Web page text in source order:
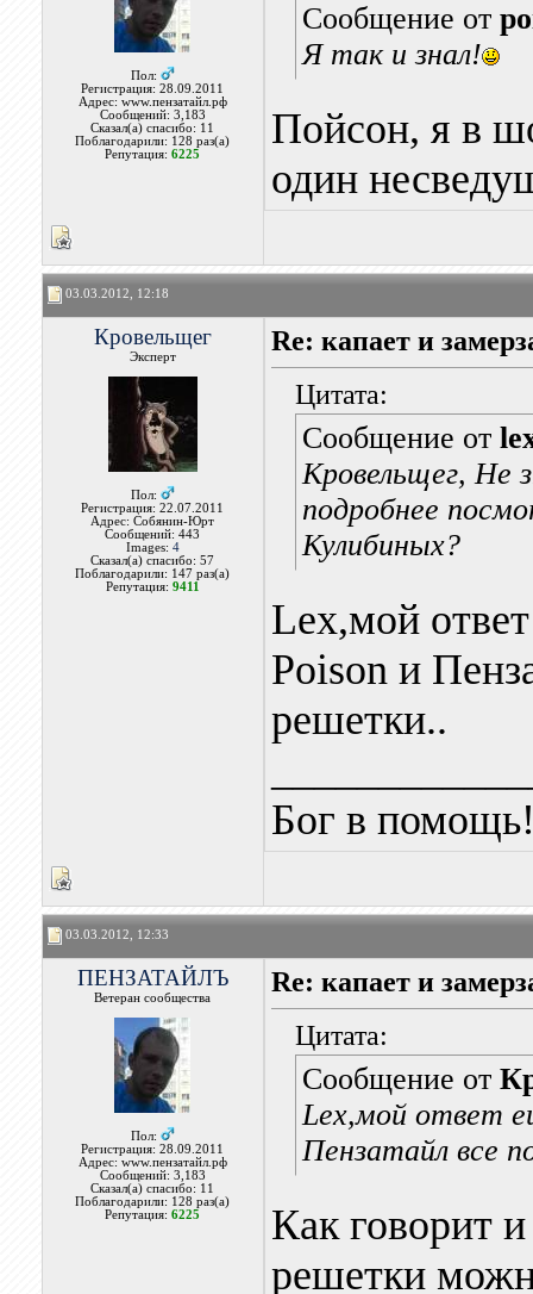
Пол:
Регистрация: 28.09.2011
Адрес: www.пензатайл.рф
Сообщений: 3,183
Сказал(а) спасибо: 11
Поблагодарили: 128 раз(а)
Репутация:6225
Сообщение от
Я так и знал!
Пойсон, я в
один
03.03.2012, 12:18
Кровельщег
Эксперт
Пол:
Регистрация: 22.07.2011
Адрес: Собянин-Юрт
Сообщений: 443
Images: 4
Сказал(а) спасибо: 57
Поблагодарили: 147 раз(а)
Репутация: 9411
Re: капает и
Цитата:
Сообщение от
Кровельщег, Не
подробнее
Кулибиных?
Lex,мой
Poison и
решетки..
Бог в
03.03.2012, 12:33
ПЕНЗАТАЙЛЪ
Ветеран сообщества
Пол:
Регистрация: 28.09.2011
Адрес: www.пензатайл.рф
Сообщений: 3,183
Сказал(а) спасибо: 11
Поблагодарили: 128 раз(а)
Репутация:6225
Re: капает и
Цитата:
Сообщение от
Lex,мой ответ
Пензатайл все
Как говорит
решетки